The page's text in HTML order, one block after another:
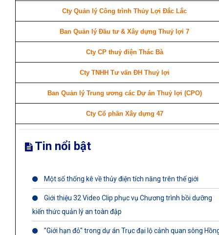
Cty Quản lý Công trình Thủy Lợi Đắc Lắc
Ban Quản lý Đầu tư & Xây dựng Thuỷ lợi 7
Cty CP thuỷ điện Thác Bà
Cty TNHH Tư vấn ĐH Thuỷ lợi
Ban Quản lý Trung ương các Dự án Thuỷ lợi (CPO)
Cty Cổ phần Xây dựng 47
Tin nổi bật
Một số thống kê về thủy điện tích năng trên thế giới
Giới thiệu 32 Video Clip phục vụ Chương trình bồi dưỡng
kiến thức quản lý an toàn đập
"Giới hạn đỏ" trong dự án Trục đại lộ cảnh quan sông